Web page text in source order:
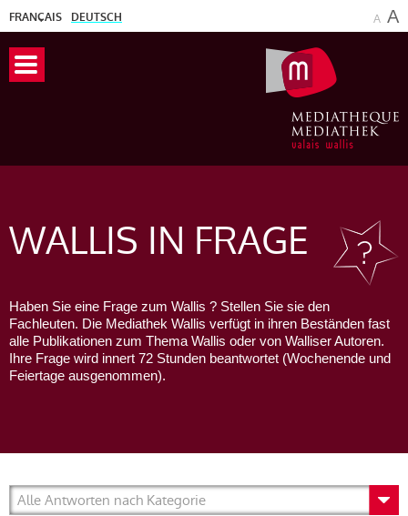
FRANÇAIS DEUTSCH A A
WALLIS IN FRAGE
Haben Sie eine Frage zum Wallis ? Stellen Sie sie den
Fachleuten. Die Mediathek Wallis verfügt in ihren Beständen fast
alle Publikationen zum Thema Wallis oder von Walliser Autoren.
Ihre Frage wird innert 72 Stunden beantwortet (Wochenende und
Feiertage ausgenommen).